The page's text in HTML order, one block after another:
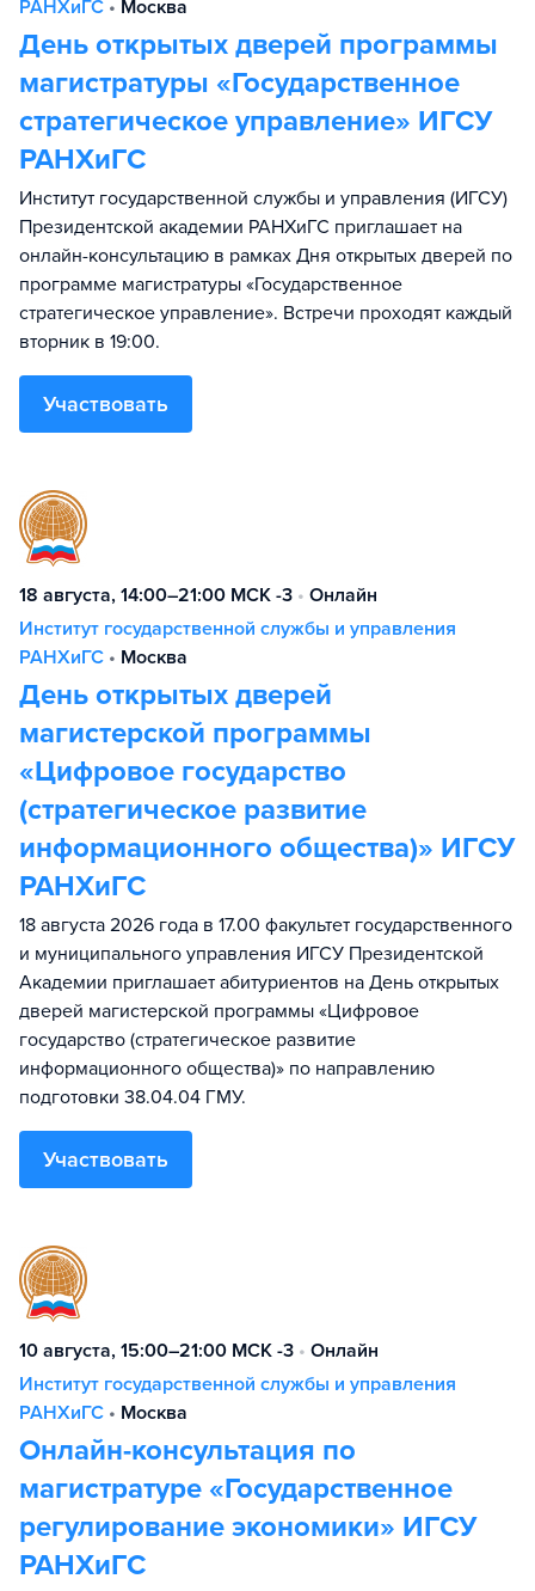
РАНХиГС • Москва
День открытых дверей программы
магистратуры «Государственное
стратегическое управление» ИГСУ
РАНХиГС
Институт государственной службы и управления (ИГСУ)
Президентской академии РАНХиГС приглашает на
онлайн-консультацию в рамках Дня открытых дверей по
программе магистратуры «Государственное
стратегическое управление». Встречи проходят каждый
вторник в 19:00.
Участвовать
18 августа, 14:00–21:00 МСК -3 • Онлайн
Институт государственной службы и управления
РАНХиГС • Москва
День открытых дверей
магистерской программы
«Цифровое государство
(стратегическое развитие
информационного общества)» ИГСУ
РАНХиГС
18 августа 2026 года в 17.00 факультет государственного
и муниципального управления ИГСУ Президентской
Академии приглашает абитуриентов на День открытых
дверей магистерской программы «Цифровое
государство (стратегическое развитие
информационного общества)» по направлению
подготовки 38.04.04 ГМУ.
Участвовать
10 августа, 15:00–21:00 МСК -3 • Онлайн
Институт государственной службы и управления
РАНХиГС • Москва
Онлайн-консультация по
магистратуре «Государственное
регулирование экономики» ИГСУ
РАНХиГС